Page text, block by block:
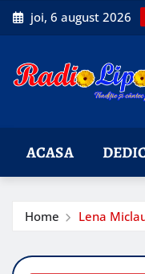
Skip
to
joi, 6 august 2026
ACASA
Home Lena